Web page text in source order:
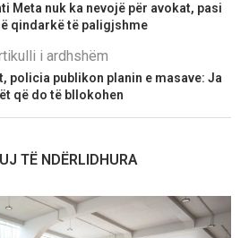
Meta nuk ka nevojë për avokat, pasi
qindarkë të paligjshme
i ardhshëm
policia publikon planin e masave: Ja
që do të bllokohen
TË NDËRLIDHURA